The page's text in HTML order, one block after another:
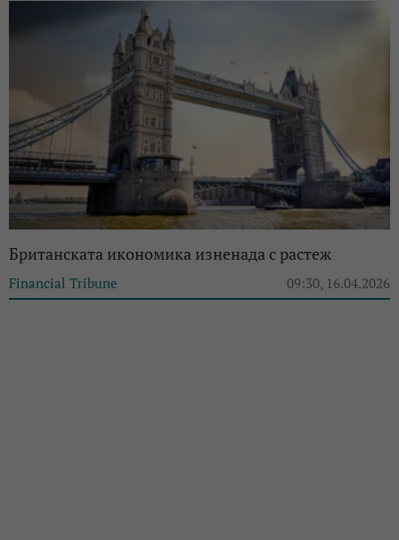
Британската икономика изненада с растеж
Financial Tribune 09:30, 16.04.2026